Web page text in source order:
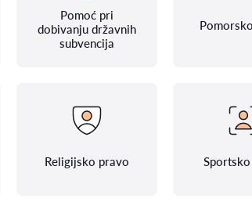
Pomoć pri
dobivanju državnih
subvencija
Religijsko pravo